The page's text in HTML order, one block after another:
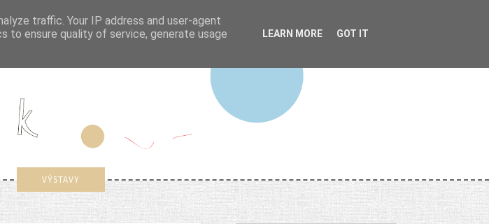
VÝSTAVY
traffic. Your IP address and user-agent
to ensure quality of service, generate usage
LEARN MORE GOT IT